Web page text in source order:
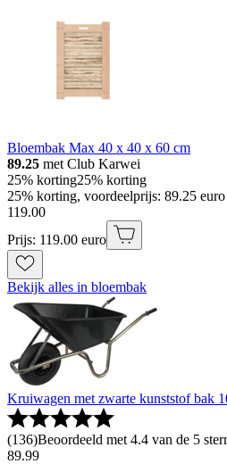
Bloembak Max 40 x 40 x 60 cm
89.25 met Club Karwei
25% korting25% korting
25% korting, voordeelprijs: 89.25
119.00
Prijs: 119.00 euro
Bekijk alles in bloembak
Kruiwagen met zwarte kunststof bak
(136)Beoordeeld met 4.4 van de 5
89.99